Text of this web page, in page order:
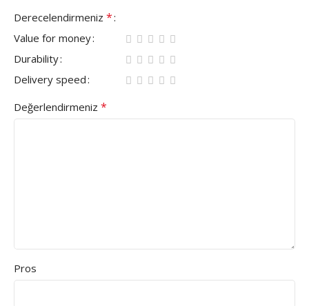
Derecelendirmeniz *
Value for money
Durability
Delivery speed
Değerlendirmeniz *
Pros